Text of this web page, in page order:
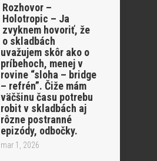
Rozhovor –
Holotropic – Ja
zvyknem hovoriť, že
o skladbách
uvažujem skôr ako o
príbehoch, menej v
rovine “sloha – bridge
– refrén”. Čiže mám
väčšinu času potrebu
robit v skladbách aj
rôzne postranné
epizódy, odbočky.
mar 1, 2026